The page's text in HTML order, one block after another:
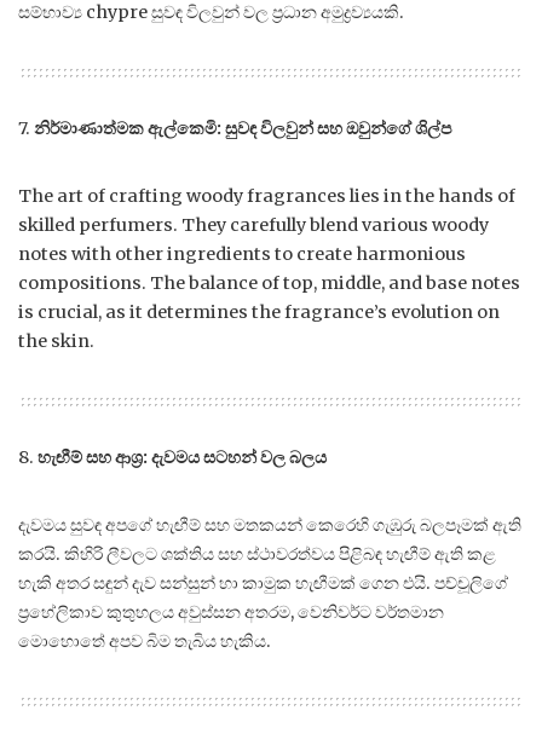
සම්භාව්‍ය chypre සුවඳ විලවුන් වල ප්‍රධාන අමුද්‍රව්‍යයකි.
7. නිර්මාණාත්මක ඇල්කෙමි: සුවඳ විලවුන් සහ ඔවුන්ගේ ශිල්ප
The art of crafting woody fragrances lies in the hands of
skilled perfumers. They carefully blend various woody
notes with other ingredients to create harmonious
compositions. The balance of top, middle, and base notes
is crucial, as it determines the fragrance’s evolution on
the skin.
8. හැඟීම් සහ ආශ්‍ර: දැවමය සටහන් වල බලය
දැවමය සුවඳ අපගේ හැඟීම් සහ මතකයන් කෙරෙහි ගැඹුරු බලපෑමක් ඇති
කරයි. කිහිරි ලීවලට ශක්තිය සහ ස්ථාවරත්වය පිළිබඳ හැඟීම් ඇති කළ
හැකි අතර සඳුන් දැව සන්සුන් හා කාමුක හැඟීමක් ගෙන එයි. පච්චූලිගේ
ප්‍රහේලිකාව කුතුහලය අවුස්සන අතරම, වෙනිවර්ට වර්තමාන
මොහොතේ අපව බිම තැබිය හැකිය.